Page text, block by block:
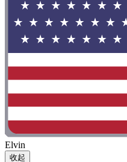
Elvin
收起